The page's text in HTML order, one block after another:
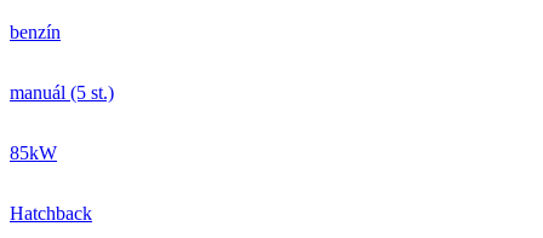
benzín
manuál (5 st.)
85kW
Hatchback